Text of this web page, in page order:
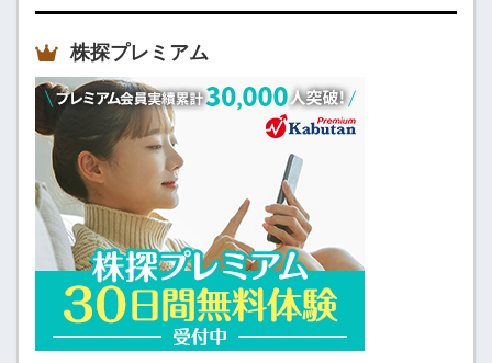
株探プレミアム